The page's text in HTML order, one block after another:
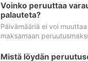
Voinko peruuttaa
palauteta?
Päivämääriä ei voi
maksamaan
Mistä löydän